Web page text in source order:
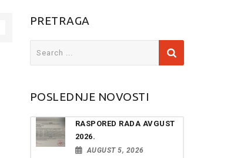
PRETRAGA
POSLEDNJE NOVOSTI
RASPORED RADA AVGUST
2026.
AUGUST 5, 2026